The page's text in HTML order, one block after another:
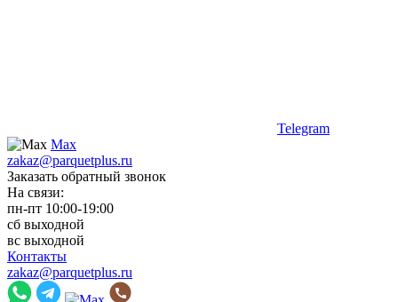
Telegram
Max
zakaz@parquetplus.ru
Заказать обратный звонок
На связи:
пн-пт 10:00-19:00
сб выходной
вс выходной
Контакты
zakaz@parquetplus.ru